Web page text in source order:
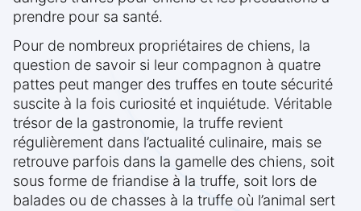
prendre pour sa santé.
Pour de nombreux propriétaires de chiens, la
question de savoir si leur compagnon à quatre
pattes peut manger des truffes en toute sécurité
suscite à la fois curiosité et inquiétude. Véritable
trésor de la gastronomie, la truffe revient
régulièrement dans l’actualité culinaire, mais se
retrouve parfois dans la gamelle des chiens, soit
sous forme de friandise à la truffe, soit lors de
balades ou de chasses à la truffe où l’animal sert